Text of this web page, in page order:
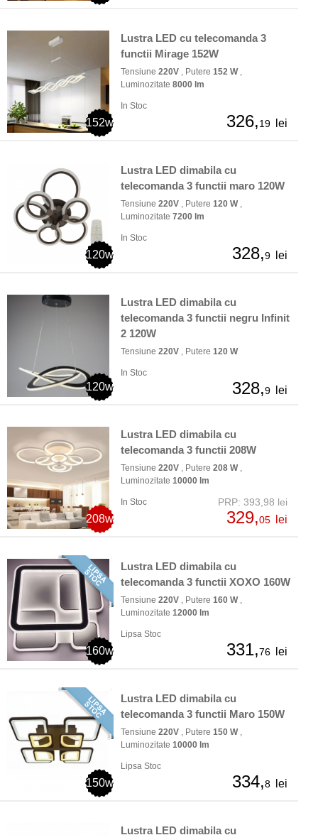
152w
Lustra LED cu telecomanda 3
functii Mirage 152W
Tensiune 220V , Putere 152 W,
Luminozitate 8000 lm
In Stoc
326,19 lei
120w
Lustra LED dimabila cu
telecomanda 3 functii maro 120W
Tensiune 220V , Putere 120 W,
Luminozitate 7200 lm
In Stoc
328,9 lei
120w
Lustra LED dimabila cu
telecomanda 3 functii negru Infinit
2 120W
Tensiune 220V , Putere 120 W
In Stoc
328,9 lei
208w
Lustra LED dimabila cu
telecomanda 3 functii 208W
Tensiune 220V , Putere 208 W,
Luminozitate 10000 lm
In Stoc PRP: 393,98 lei
329,05 lei
160w
Lustra LED dimabila cu
telecomanda 3 functii XOXO 160W
Tensiune 220V , Putere 160 W,
Luminozitate 12000 lm
Lipsa Stoc
331,76 lei
150w
Lustra LED dimabila cu
telecomanda 3 functii Maro 150W
Tensiune 220V , Putere 150 W,
Luminozitate 10000 lm
Lipsa Stoc
334,8 lei
Lustra LED dimabila cu